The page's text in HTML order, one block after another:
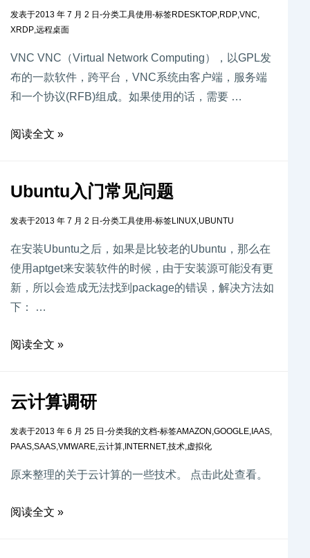
发表于2013 年 7 月 2 日 -分类工具使用-标签RDESKTOP,RDP,VNC,
XRDP,远程桌面
VNC VNC（Virtual Network Computing），以GPL发
布的一款软件，跨平台，VNC系统由客户端，服务端
和一个协议(RFB)组成。如果使用的话，需要 …
阅读全文 »
Ubuntu入门常见问题
发表于2013 年 7 月 2 日 -分类工具使用-标签LINUX,UBUNTU
在安装Ubuntu之后，如果是比较老的Ubuntu，那么在
使用aptget来安装软件的时候，由于安装源可能没有更
新，所以会造成无法找到package的错误，解决方法如
下： …
阅读全文 »
云计算调研
发表于2013 年 6 月 25 日 -分类我的文档-标签AMAZON ,GOOGLE, IAAS,
PAAS,SAAS,VMWARE,云计算, INTERNET,技术,虚拟化
原来整理的关于云计算的一些技术。 点击此处查看。
阅读全文 »